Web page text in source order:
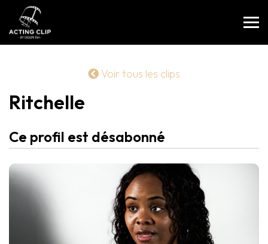
Voir tous les clips
Ritchelle
Ce profil est désabonné